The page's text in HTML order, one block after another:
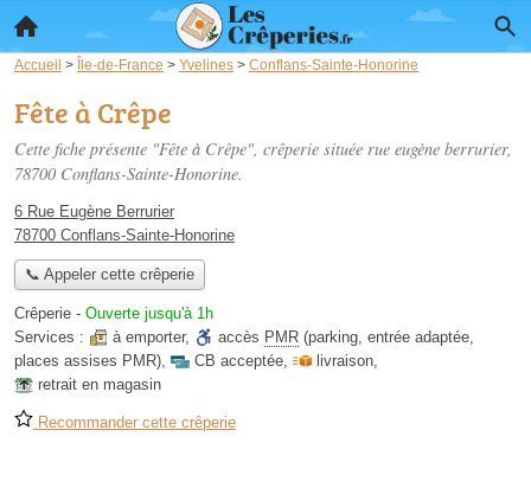
Accueil > Île-de-France > Yvelines > Conflans-Sainte-Honorine
Fête à Crêpe
Cette fiche présente "Fête à Crêpe", crêperie située rue eugène berrurier,
78700 Conflans-Sainte-Honorine.
6 Rue Eugène Berrurier
78700 Conflans-Sainte-Honorine
📞 Appeler cette crêperie
Crêperie - Ouverte jusqu'à 1h
Services :
à emporter, accès PMR (parking, entrée adaptée,
places assises PMR), CB acceptée, livraison,
retrait en magasin
Recommander cette crêperie